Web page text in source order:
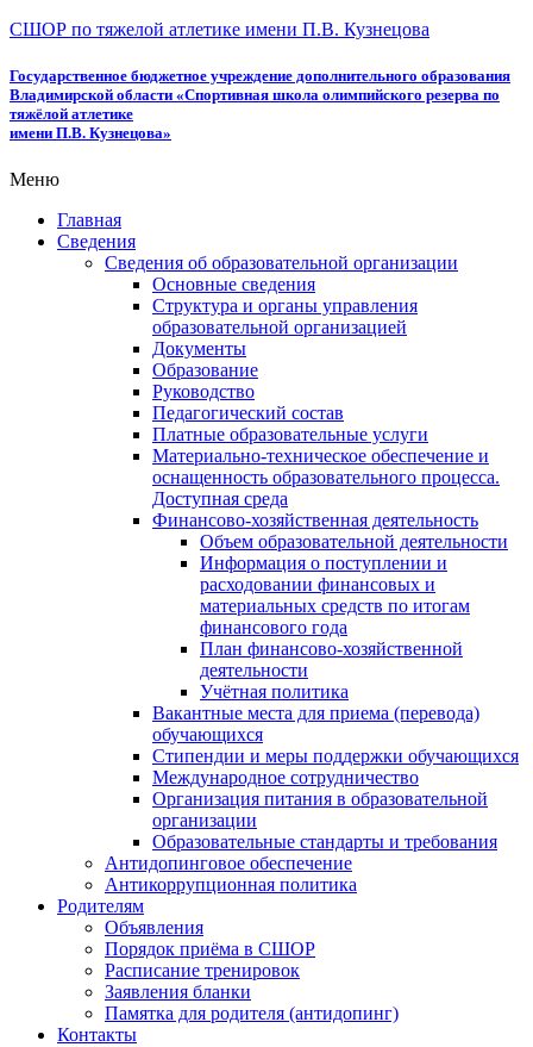
СШОР по тяжелой атлетике имени П.В. Кузнецова
Государственное бюджетное учреждение дополнительного образования
Владимирской области «Спортивная школа олимпийского резерва по
тяжёлой атлетике
имени П.В. Кузнецова»
Меню
Главная
Сведения
Сведения об образовательной организации
Основные сведения
Структура и органы управления
образовательной организацией
Документы
Образование
Руководство
Педагогический состав
Платные образовательные услуги
Материально-техническое обеспечение и
оснащенность образовательного процесса.
Доступная среда
Финансово-хозяйственная деятельность
Объем образовательной деятельности
Информация о поступлении и
расходовании финансовых и
материальных средств по итогам
финансового года
План финансово-хозяйственной
деятельности
Учётная политика
Вакантные места для приема (перевода)
обучающихся
Стипендии и меры поддержки обучающихся
Международное сотрудничество
Организация питания в образовательной
организации
Образовательные стандарты и требования
Антидопинговое обеспечение
Антикоррупционная политика
Родителям
Объявления
Порядок приёма в СШОР
Расписание тренировок
Заявления бланки
Памятка для родителя (антидопинг)
Контакты